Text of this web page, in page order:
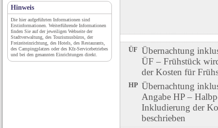
ÜF Übernachtung
ÜF – Frühstück
der Kosten für
HP Übernachtung
Angabe HP –
Inkludierung der
beschrieben
Hinweis
Die hier aufgeführten Informationen sind
Erstinformationen. Weiterführende Informationen
finden Sie auf der jeweiligen Webseite der
Stadtverwaltung, des Tourismusbüros, der
Freizeiteinrichtung, des Hotels, des Restaurants,
des Campingplatzes oder des Kfz-Servicebetriebes
und bei den genannten Einrichtungen direkt.